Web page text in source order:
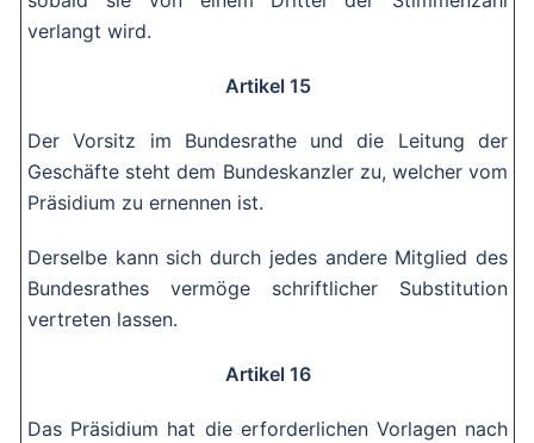
verlangt wird.
Artikel 15
Der Vorsitz im Bundesrathe und die Leitung der
Geschäfte steht dem Bundeskanzler zu, welcher vom
Präsidium zu ernennen ist.
Derselbe kann sich durch jedes andere Mitglied des
Bundesrathes vermöge schriftlicher Substitution
vertreten lassen.
Artikel 16
Das Präsidium hat die erforderlichen Vorlagen nach